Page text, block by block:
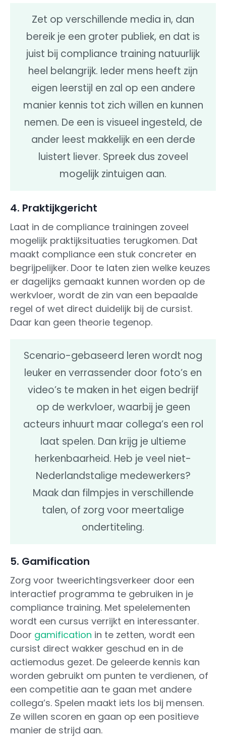
Zet op verschillende media in, dan
bereik je een groter publiek, en dat is
juist bij compliance training natuurlijk
heel belangrijk. Ieder mens heeft zijn
eigen leerstijl en zal op een andere
manier kennis tot zich willen en kunnen
nemen. De een is visueel ingesteld, de
ander leest makkelijk en een derde
luistert liever. Spreek dus zoveel
mogelijk zintuigen aan.
4. Praktijkgericht
Laat in de compliance trainingen zoveel
mogelijk praktijksituaties terugkomen. Dat
maakt compliance een stuk concreter en
begrijpelijker. Door te laten zien welke keuzes
er dagelijks gemaakt kunnen worden op de
werkvloer, wordt de zin van een bepaalde
regel of wet direct duidelijk bij de cursist.
Daar kan geen theorie tegenop.
Scenario-gebaseerd leren wordt nog
leuker en verrassender door foto’s en
video’s te maken in het eigen bedrijf
op de werkvloer, waarbij je geen
acteurs inhuurt maar collega’s een rol
laat spelen. Dan krijg je ultieme
herkenbaarheid. Heb je veel niet-
Nederlandstalige medewerkers?
Maak dan filmpjes in verschillende
talen, of zorg voor meertalige
ondertiteling.
5. Gamification
Zorg voor tweerichtingsverkeer door een
interactief programma te gebruiken in je
compliance training. Met spelelementen
wordt een cursus verrijkt en interessanter.
Door gamification in te zetten, wordt een
cursist direct wakker geschud en in de
actiemodus gezet. De geleerde kennis kan
worden gebruikt om punten te verdienen, of
een competitie aan te gaan met andere
collega’s. Spelen maakt iets los bij mensen.
Ze willen scoren en gaan op een positieve
manier de strijd aan.